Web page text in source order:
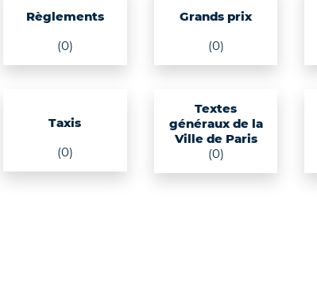
Règlements
(0)
Grands prix
(0)
Taxis
(0)
Textes
généraux de la
Ville de Paris
(0)